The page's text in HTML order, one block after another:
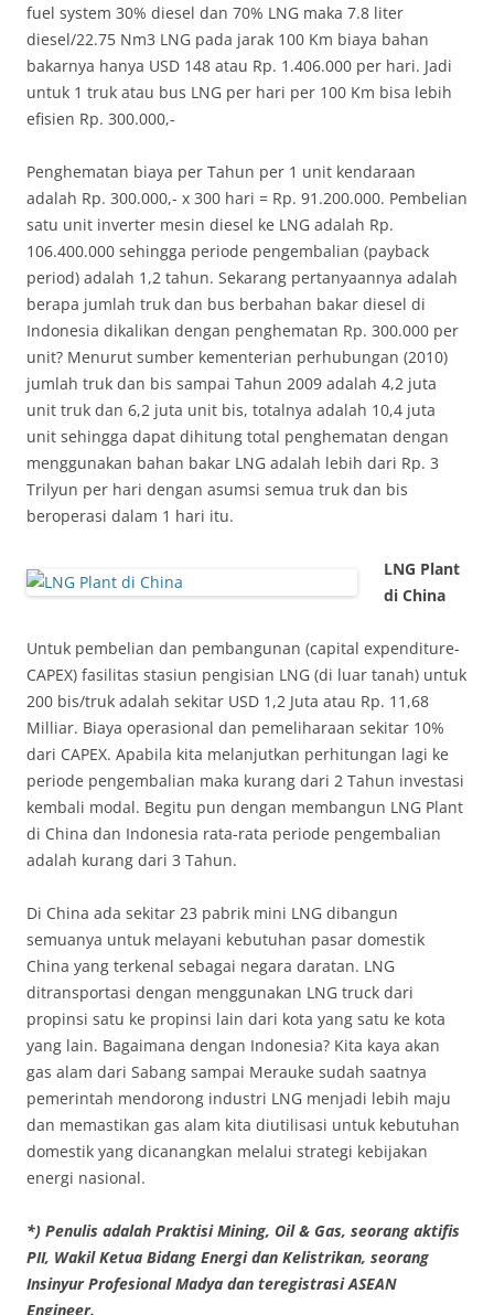
fuel system 30% diesel dan 70% LNG maka 7.8 liter
diesel/22.75 Nm3 LNG pada jarak 100 Km biaya bahan
bakarnya hanya USD 148 atau Rp. 1.406.000 per hari. Jadi
untuk 1 truk atau bus LNG per hari per 100 Km bisa lebih
efisien Rp. 300.000,-
Penghematan biaya per Tahun per 1 unit kendaraan
adalah Rp. 300.000,- x 300 hari = Rp. 91.200.000. Pembelian
satu unit inverter mesin diesel ke LNG adalah Rp.
106.400.000 sehingga periode pengembalian (payback
period) adalah 1,2 tahun. Sekarang pertanyaannya adalah
berapa jumlah truk dan bus berbahan bakar diesel di
Indonesia dikalikan dengan penghematan Rp. 300.000 per
unit? Menurut sumber kementerian perhubungan (2010)
jumlah truk dan bis sampai Tahun 2009 adalah 4,2 juta
unit truk dan 6,2 juta unit bis, totalnya adalah 10,4 juta
unit sehingga dapat dihitung total penghematan dengan
menggunakan bahan bakar LNG adalah lebih dari Rp. 3
Trilyun per hari dengan asumsi semua truk dan bis
beroperasi dalam 1 hari itu.
LNG Plant
di China
Untuk pembelian dan pembangunan (capital expenditure-
CAPEX) fasilitas stasiun pengisian LNG (di luar tanah) untuk
200 bis/truk adalah sekitar USD 1,2 Juta atau Rp. 11,68
Milliar. Biaya operasional dan pemeliharaan sekitar 10%
dari CAPEX. Apabila kita melanjutkan perhitungan lagi ke
periode pengembalian maka kurang dari 2 Tahun investasi
kembali modal. Begitu pun dengan membangun LNG Plant
di China dan Indonesia rata-rata periode pengembalian
adalah kurang dari 3 Tahun.
Di China ada sekitar 23 pabrik mini LNG dibangun
semuanya untuk melayani kebutuhan pasar domestik
China yang terkenal sebagai negara daratan. LNG
ditransportasi dengan menggunakan LNG truck dari
propinsi satu ke propinsi lain dari kota yang satu ke kota
yang lain. Bagaimana dengan Indonesia? Kita kaya akan
gas alam dari Sabang sampai Merauke sudah saatnya
pemerintah mendorong industri LNG menjadi lebih maju
dan memastikan gas alam kita diutilisasi untuk kebutuhan
domestik yang dicanangkan melalui strategi kebijakan
energi nasional.
*) Penulis adalah Praktisi Mining, Oil & Gas, seorang aktifis
PII, Wakil Ketua Bidang Energi dan Kelistrikan, seorang
Insinyur Profesional Madya dan teregistrasi ASEAN
Engineer.